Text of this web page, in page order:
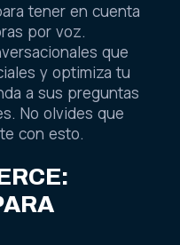
tener en cuenta
por voz.
que
y optimiza tu
a sus preguntas
No olvides que
con esto.